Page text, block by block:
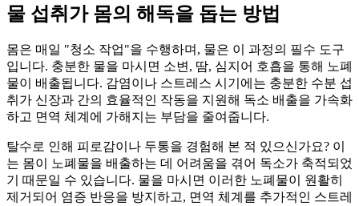
물 섭취가 몸의 해독을 돕는 방법
몸은 매일 "청소 작업"을 수행하며, 물은 이 과정의 필수 도구
입니다. 충분한 물을 마시면 소변, 땀, 심지어 호흡을 통해 노폐
물이 배출됩니다. 감염이나 스트레스 시기에는 충분한 수분 섭
취가 신장과 간의 효율적인 작동을 지원해 독소 배출을 가속화
하고 면역 체계에 가해지는 부담을 줄여줍니다.
탈수로 인해 피로감이나 두통을 경험해 본 적 있으신가요? 이
는 몸이 노폐물을 배출하는 데 어려움을 겪어 독소가 축적되었
기 때문일 수 있습니다. 물을 마시면 이러한 노폐물이 원활히
제거되어 염증 반응을 방지하고, 면역 체계를 추가적인 스트레